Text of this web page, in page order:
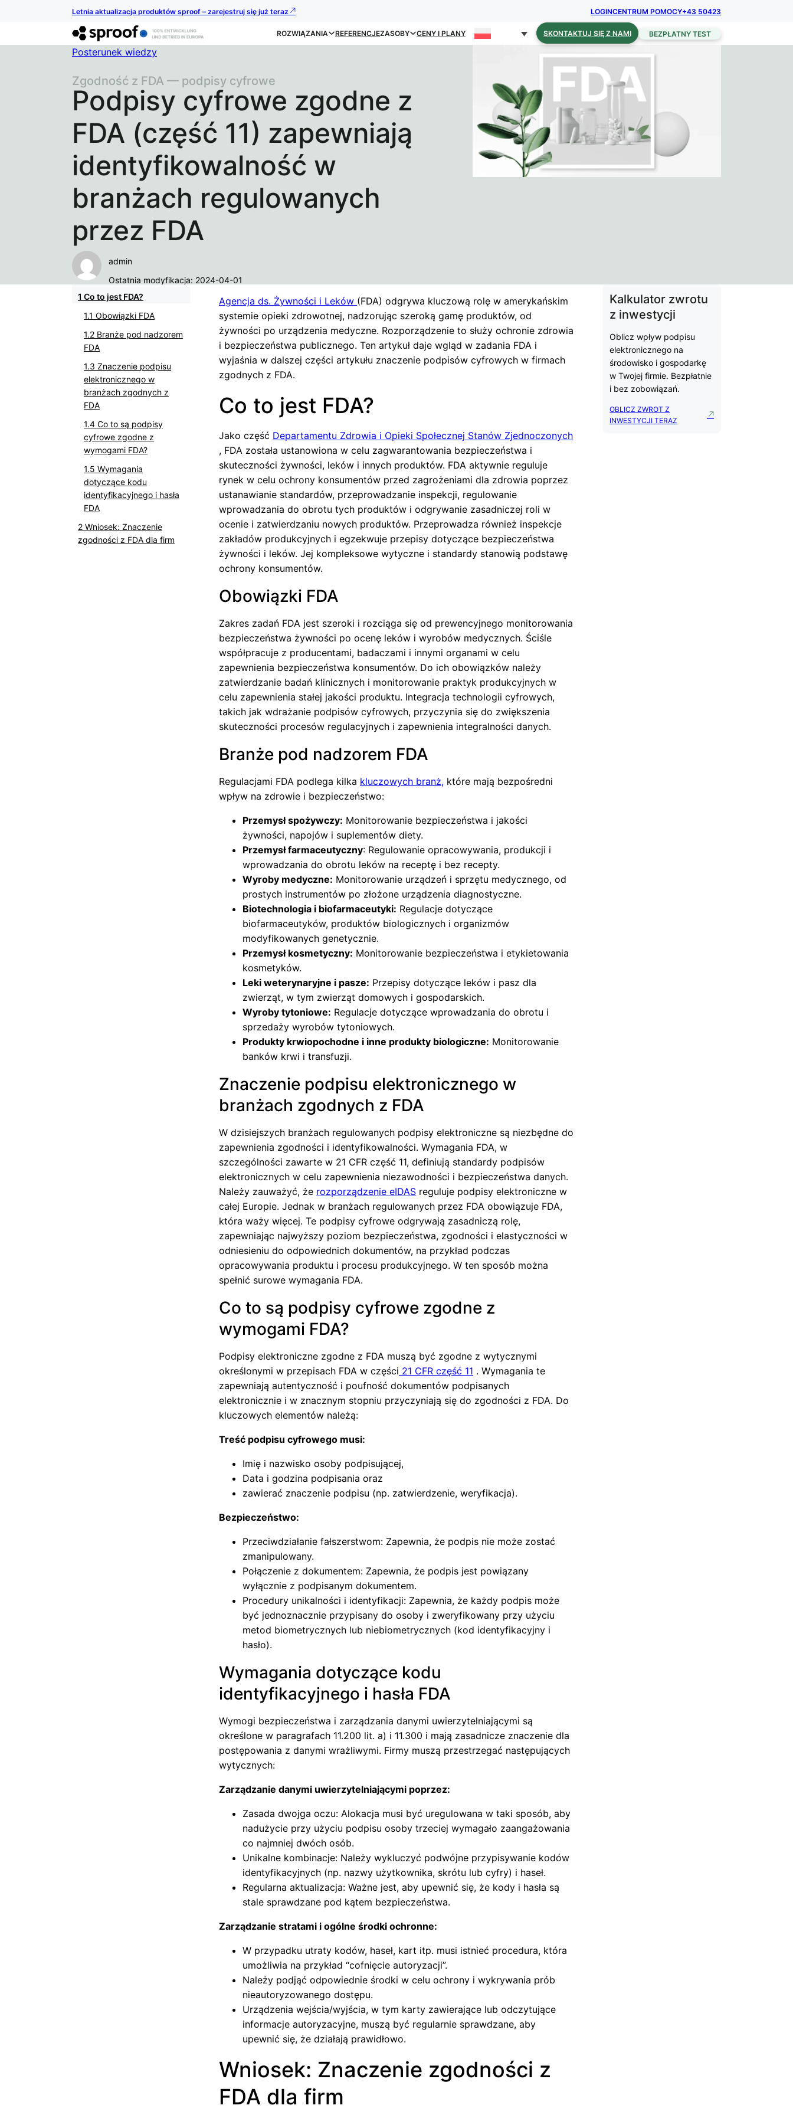
Letnia aktualizacja produktów sproof – zarejestruj się już teraz LOGINCENTRUM POMOCY+43 50423
ROZWIĄZANIA REFERENCJEZASOBY CENY I PLANY SKONTAKTUJ SIĘ Z NAMI BEZPŁATNY TEST
Posterunek wiedzy
Podpisy cyfrowe zgodne z
FDA (część 11) zapewniają
identyfikowalność w
branżach regulowanych
przez FDA
Zgodność z FDA — podpisy cyfrowe
admin
Ostatnia modyfikacja: 2024-04-01
Co to jest FDA?
Obowiązki FDA
Branże pod nadzorem
FDA
Znaczenie podpisu
elektronicznego w
branżach zgodnych z
FDA
Co to są podpisy
cyfrowe zgodne z
wymogami FDA?
Wymagania
dotyczące kodu
identyfikacyjnego i hasła
FDA
Wniosek: Znaczenie
zgodności z FDA dla firm
Agencja ds. Żywności i Leków (FDA) odgrywa kluczową rolę w amerykańskim
systemie opieki zdrowotnej, nadzorując szeroką gamę produktów, od
żywności po urządzenia medyczne. Rozporządzenie to służy ochronie zdrowia
i bezpieczeństwa publicznego. Ten artykuł daje wgląd w zadania FDA i
wyjaśnia w dalszej części artykułu znaczenie podpisów cyfrowych w firmach
zgodnych z FDA.
Co to jest FDA?
Jako część Departamentu Zdrowia i Opieki Społecznej Stanów Zjednoczonych
, FDA została ustanowiona w celu zagwarantowania bezpieczeństwa i
skuteczności żywności, leków i innych produktów. FDA aktywnie reguluje
rynek w celu ochrony konsumentów przed zagrożeniami dla zdrowia poprzez
ustanawianie standardów, przeprowadzanie inspekcji, regulowanie
wprowadzania do obrotu tych produktów i odgrywanie zasadniczej roli w
ocenie i zatwierdzaniu nowych produktów. Przeprowadza również inspekcje
zakładów produkcyjnych i egzekwuje przepisy dotyczące bezpieczeństwa
żywności i leków. Jej kompleksowe wytyczne i standardy stanowią podstawę
ochrony konsumentów.
Obowiązki FDA
Zakres zadań FDA jest szeroki i rozciąga się od prewencyjnego monitorowania
bezpieczeństwa żywności po ocenę leków i wyrobów medycznych. Ściśle
współpracuje z producentami, badaczami i innymi organami w celu
zapewnienia bezpieczeństwa konsumentów. Do ich obowiązków należy
zatwierdzanie badań klinicznych i monitorowanie praktyk produkcyjnych w
celu zapewnienia stałej jakości produktu. Integracja technologii cyfrowych,
takich jak wdrażanie podpisów cyfrowych, przyczynia się do zwiększenia
skuteczności procesów regulacyjnych i zapewnienia integralności danych.
Branże pod nadzorem FDA
Regulacjami FDA podlega kilka kluczowych branż, które mają bezpośredni
wpływ na zdrowie i bezpieczeństwo:
Przemysł spożywczy: Monitorowanie bezpieczeństwa i jakości
żywności, napojów i suplementów diety.
Przemysł farmaceutyczny: Regulowanie opracowywania, produkcji i
wprowadzania do obrotu leków na receptę i bez recepty.
Wyroby medyczne: Monitorowanie urządzeń i sprzętu medycznego, od
prostych instrumentów po złożone urządzenia diagnostyczne.
Biotechnologia i biofarmaceutyki: Regulacje dotyczące
biofarmaceutyków, produktów biologicznych i organizmów
modyfikowanych genetycznie.
Przemysł kosmetyczny: Monitorowanie bezpieczeństwa i etykietowania
kosmetyków.
Leki weterynaryjne i pasze: Przepisy dotyczące leków i pasz dla
zwierząt, w tym zwierząt domowych i gospodarskich.
Wyroby tytoniowe: Regulacje dotyczące wprowadzania do obrotu i
sprzedaży wyrobów tytoniowych.
Produkty krwiopochodne i inne produkty biologiczne: Monitorowanie
banków krwi i transfuzji.
Znaczenie podpisu elektronicznego w
branżach zgodnych z FDA
W dzisiejszych branżach regulowanych podpisy elektroniczne są niezbędne do
zapewnienia zgodności i identyfikowalności. Wymagania FDA, w
szczególności zawarte w 21 CFR część 11, definiują standardy podpisów
elektronicznych w celu zapewnienia niezawodności i bezpieczeństwa danych.
Należy zauważyć, że rozporządzenie eIDAS reguluje podpisy elektroniczne w
całej Europie. Jednak w branżach regulowanych przez FDA obowiązuje FDA,
która waży więcej. Te podpisy cyfrowe odgrywają zasadniczą rolę,
zapewniając najwyższy poziom bezpieczeństwa, zgodności i elastyczności w
odniesieniu do odpowiednich dokumentów, na przykład podczas
opracowywania produktu i procesu produkcyjnego. W ten sposób można
spełnić surowe wymagania FDA.
Co to są podpisy cyfrowe zgodne z
wymogami FDA?
Podpisy elektroniczne zgodne z FDA muszą być zgodne z wytycznymi
określonymi w przepisach FDA w części 21 CFR część 11 . Wymagania te
zapewniają autentyczność i poufność dokumentów podpisanych
elektronicznie i w znacznym stopniu przyczyniają się do zgodności z FDA. Do
kluczowych elementów należą:
Treść podpisu cyfrowego musi:
Imię i nazwisko osoby podpisującej,
Data i godzina podpisania oraz
zawierać znaczenie podpisu (np. zatwierdzenie, weryfikacja).
Bezpieczeństwo:
Przeciwdziałanie fałszerstwom: Zapewnia, że podpis nie może zostać
zmanipulowany.
Połączenie z dokumentem: Zapewnia, że podpis jest powiązany
wyłącznie z podpisanym dokumentem.
Procedury unikalności i identyfikacji: Zapewnia, że każdy podpis może
być jednoznacznie przypisany do osoby i zweryfikowany przy użyciu
metod biometrycznych lub niebiometrycznych (kod identyfikacyjny i
hasło).
Wymagania dotyczące kodu
identyfikacyjnego i hasła FDA
Wymogi bezpieczeństwa i zarządzania danymi uwierzytelniającymi są
określone w paragrafach 11.200 lit. a) i 11.300 i mają zasadnicze znaczenie dla
postępowania z danymi wrażliwymi. Firmy muszą przestrzegać następujących
wytycznych:
Zarządzanie danymi uwierzytelniającymi poprzez:
Zasada dwojga oczu: Alokacja musi być uregulowana w taki sposób, aby
nadużycie przy użyciu podpisu osoby trzeciej wymagało zaangażowania
co najmniej dwóch osób.
Unikalne kombinacje: Należy wykluczyć podwójne przypisywanie kodów
identyfikacyjnych (np. nazwy użytkownika, skrótu lub cyfry) i haseł.
Regularna aktualizacja: Ważne jest, aby upewnić się, że kody i hasła są
stale sprawdzane pod kątem bezpieczeństwa.
Zarządzanie stratami i ogólne środki ochronne:
W przypadku utraty kodów, haseł, kart itp. musi istnieć procedura, która
umożliwia na przykład “cofnięcie autoryzacji”.
Należy podjąć odpowiednie środki w celu ochrony i wykrywania prób
nieautoryzowanego dostępu.
Urządzenia wejścia/wyjścia, w tym karty zawierające lub odczytujące
informacje autoryzacyjne, muszą być regularnie sprawdzane, aby
upewnić się, że działają prawidłowo.
Wniosek: Znaczenie zgodności z
FDA dla firm
Kalkulator zwrotu
z inwestycji
Oblicz wpływ podpisu
elektronicznego na
środowisko i gospodarkę
w Twojej firmie. Bezpłatnie
i bez zobowiązań.
OBLICZ ZWROT Z
INWESTYCJI TERAZ